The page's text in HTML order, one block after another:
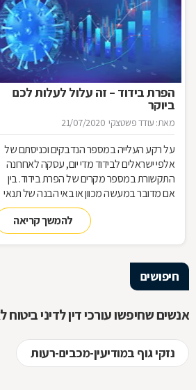
הפרת בידוד – זה עלול לעלות לכם
ביוקר
מאת: עודד פשטצקי 21/07/2020
על רקע העלייה במספר הנדבקים וכניסתם של
אלפי ישראלים לבידוד מדי יום, עסקה לאחרונה
התקשורת במספר מקרים של הפרת בידוד. בין
אם מדובר במעשה מכוון או באי הבנה של תנאי
הבידוד, להפרת הבידוד ישנן השלכות אותן חשוב
להמשך קריאה
חיפושים
נזקי גוף במודיעין-מכבים-רעות